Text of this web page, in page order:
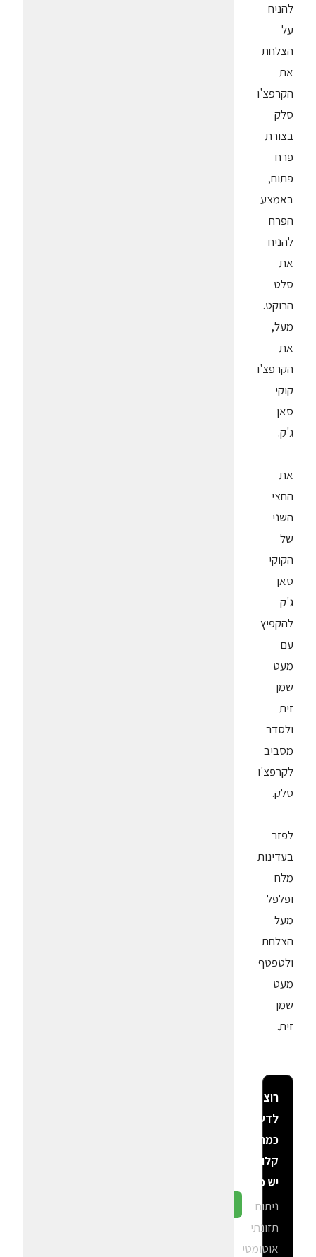
להניח
על
הצלחת
את
הקרפצ'ו
סלק
בצורת
פרח
פתוח,
באמצע
הפרח
להניח
את
סלט
הרוקט.
מעל,
את
הקרפצ'ו
קוקי
סאן
ג'ק.
את
החצי
השני
של
הקוקי
סאן
ג'ק
להקפיץ
עם
מעט
שמן
זית
ולסדר
מסביב
לקרפצ'ו
סלק.
לפזר
בעדינות
מלח
ופלפל
מעל
הצלחת
ולטפטף
מעט
שמן
זית.
רוצה
לדעת
כמה
קלוריות
יש פה?
ניתוח
תזונתי
אוטומטי